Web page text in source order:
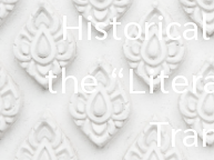
the